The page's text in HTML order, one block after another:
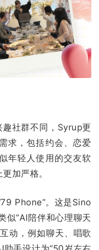
社群不同，Syrup更
求，包括约会、恋爱
年轻人使用的交友软
加严格。
Phone”。这是Sino
似“AI陪伴和心理聊天
动，例如聊天、唱歌